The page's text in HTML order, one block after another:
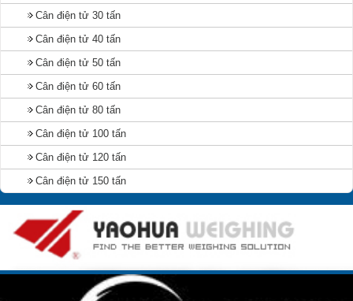
Cân điện tử 30 tấn
Cân điện tử 40 tấn
Cân điện tử 50 tấn
Cân điện tử 60 tấn
Cân điện tử 80 tấn
Cân điện tử 100 tấn
Cân điện tử 120 tấn
Cân điện tử 150 tấn